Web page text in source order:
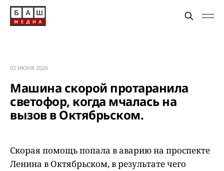
02 ИЮНЯ 2026
Машина скорой протаранила
светофор, когда мчалась на
вызов в Октябрьском.
Скорая помощь попала в аварию на проспекте
Ленина в Октябрьском, в результате чего